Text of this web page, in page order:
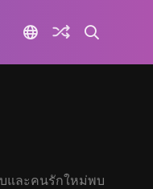
และคนรักใหม่พบ